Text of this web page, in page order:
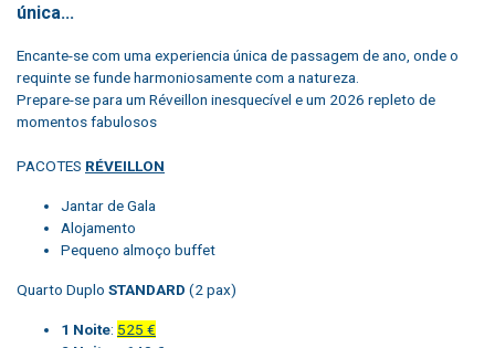
única...
Encante-se com uma experiencia única de passagem de ano, onde o
requinte se funde harmoniosamente com a natureza.
Prepare-se para um Réveillon inesquecível e um 2026 repleto de
momentos fabulosos
PACOTES RÉVEILLON
Jantar de Gala
Alojamento
Pequeno almoço buffet
Quarto Duplo STANDARD (2 pax)
1 Noite: 525 €